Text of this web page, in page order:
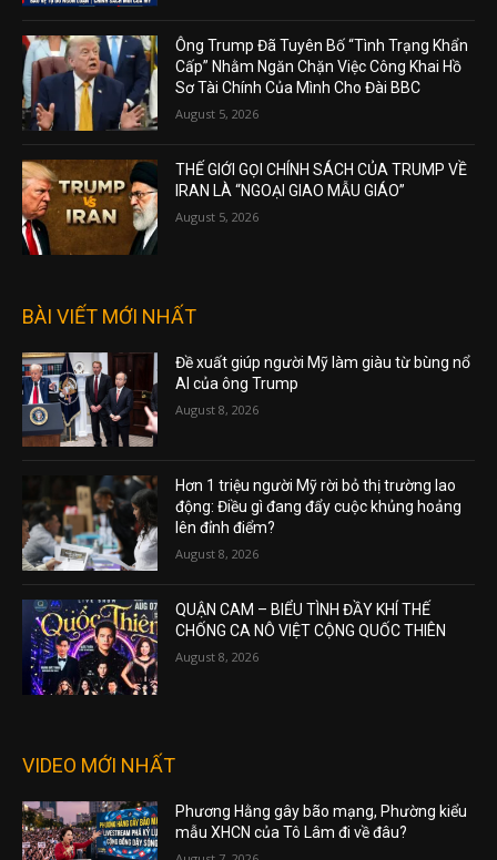
Ông Trump Đã Tuyên Bố “Tình Trạng Khẩn
Cấp” Nhằm Ngăn Chặn Việc Công Khai Hồ
Sơ Tài Chính Của Mình Cho Đài BBC
August 5, 2026
THẾ GIỚI GỌI CHÍNH SÁCH CỦA TRUMP VỀ
IRAN LÀ “NGOẠI GIAO MẪU GIÁO”
August 5, 2026
BÀI VIẾT MỚI NHẤT
Đề xuất giúp người Mỹ làm giàu từ bùng nổ
AI của ông Trump
August 8, 2026
Hơn 1 triệu người Mỹ rời bỏ thị trường lao
động: Điều gì đang đẩy cuộc khủng hoảng
lên đỉnh điểm?
August 8, 2026
QUẬN CAM – BIỂU TÌNH ĐẦY KHÍ THẾ
CHỐNG CA NÔ VIỆT CỘNG QUỐC THIÊN
August 8, 2026
VIDEO MỚI NHẤT
Phương Hằng gây bão mạng, Phường kiểu
mẫu XHCN của Tô Lâm đi về đâu?